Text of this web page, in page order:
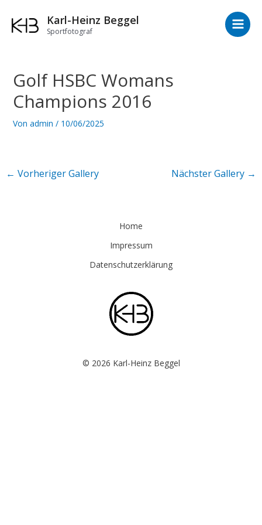
Inhalt
springen
Karl-Heinz Beggel
Sportfotograf
Main
Golf HSBC Womans
Champions 2016
Von admin / 10/06/2025
← Vorheriger Gallery Nächster Gallery →
Home
Impressum
Datenschutzerklärung
© 2026 Karl-Heinz Beggel